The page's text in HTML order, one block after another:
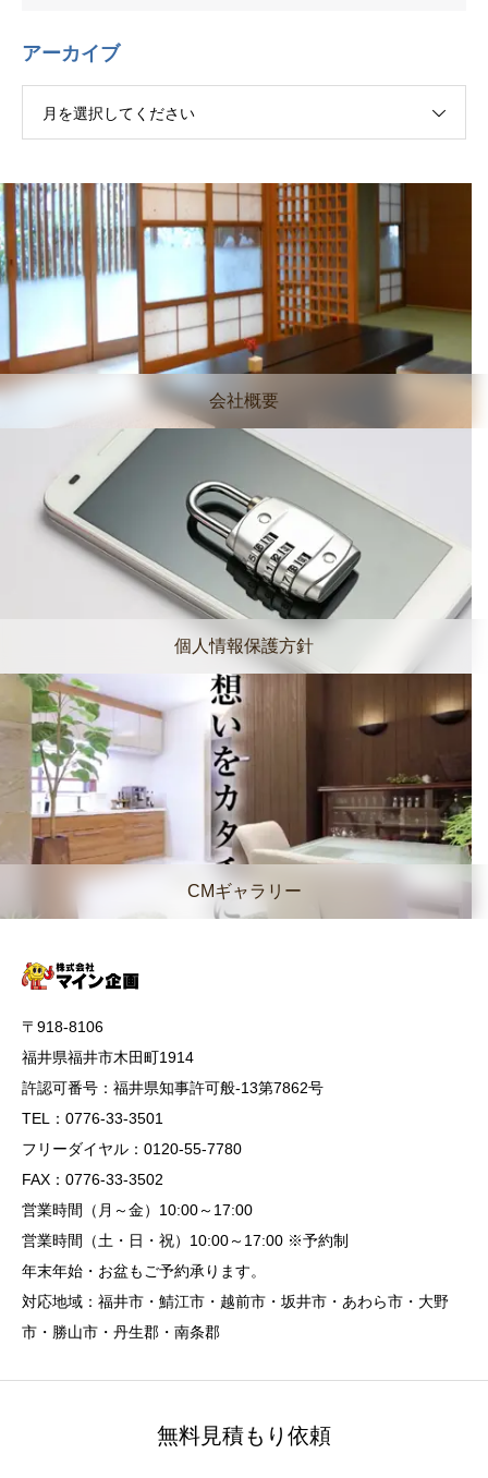
アーカイブ
月を選択してください
会社概要
個人情報保護方針
CMギャラリー
〒918-8106
福井県福井市木田町1914
許認可番号：福井県知事許可般-13第7862号
TEL：0776-33-3501
フリーダイヤル：0120-55-7780
FAX：0776-33-3502
営業時間（月～金）10:00～17:00
営業時間（土・日・祝）10:00～17:00 ※予約制
年末年始・お盆もご予約承ります。
対応地域：福井市・鯖江市・越前市・坂井市・あわら市・大野
市・勝山市・丹生郡・南条郡
無料見積もり依頼